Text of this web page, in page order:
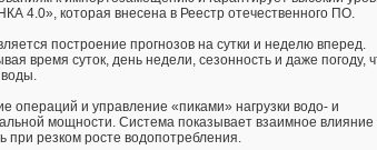
4.0», которая внесена в Реестр отечественного ПО.
построение прогнозов на сутки и неделю вперед.
время суток, день недели, сезонность и даже погоду,
воды.
и управление «пиками» нагрузки водо- и
мощности. Система показывает взаимное влияние
при резком росте водопотребления.